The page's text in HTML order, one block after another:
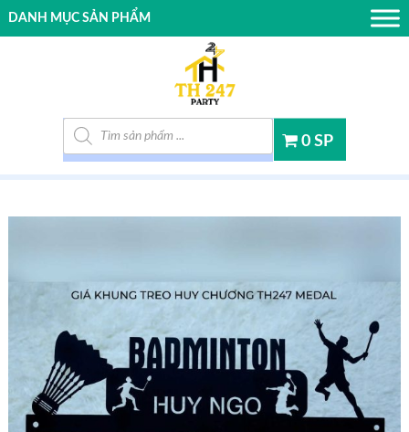
Tìm kiếm sản phẩm
0 SP
DANH MỤC SẢN PHẨM